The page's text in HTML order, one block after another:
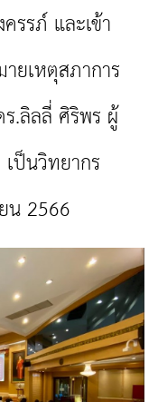
รรภ์ และเข้า
เหตุสภาการ
.ลิลลี่ ศิริพร ผู้
ป็นวิทยากร
น 2566